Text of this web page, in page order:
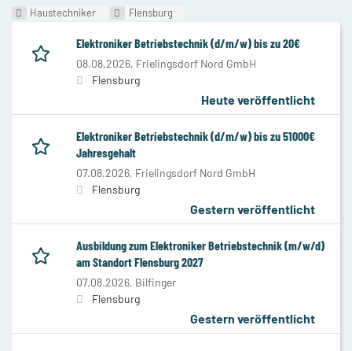
Haustechniker Flensburg
Elektroniker Betriebstechnik (d/m/w) bis zu 20€
08.08.2026, Frielingsdorf Nord GmbH
Flensburg
Heute veröffentlicht
Elektroniker Betriebstechnik (d/m/w) bis zu 51000€
Jahresgehalt
07.08.2026, Frielingsdorf Nord GmbH
Flensburg
Gestern veröffentlicht
Ausbildung zum Elektroniker Betriebstechnik (m/w/d)
am Standort Flensburg 2027
07.08.2026, Bilfinger
Flensburg
Gestern veröffentlicht